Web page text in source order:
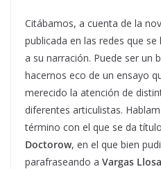
Citábamos, a cuenta de la
publicada en las redes que
a su narración. Puede ser un
hacernos eco de un ensayo
merecido la atención de
diferentes articulistas.
término con el que se da
Doctorow, en el que bien
parafraseando a Vargas Llosa